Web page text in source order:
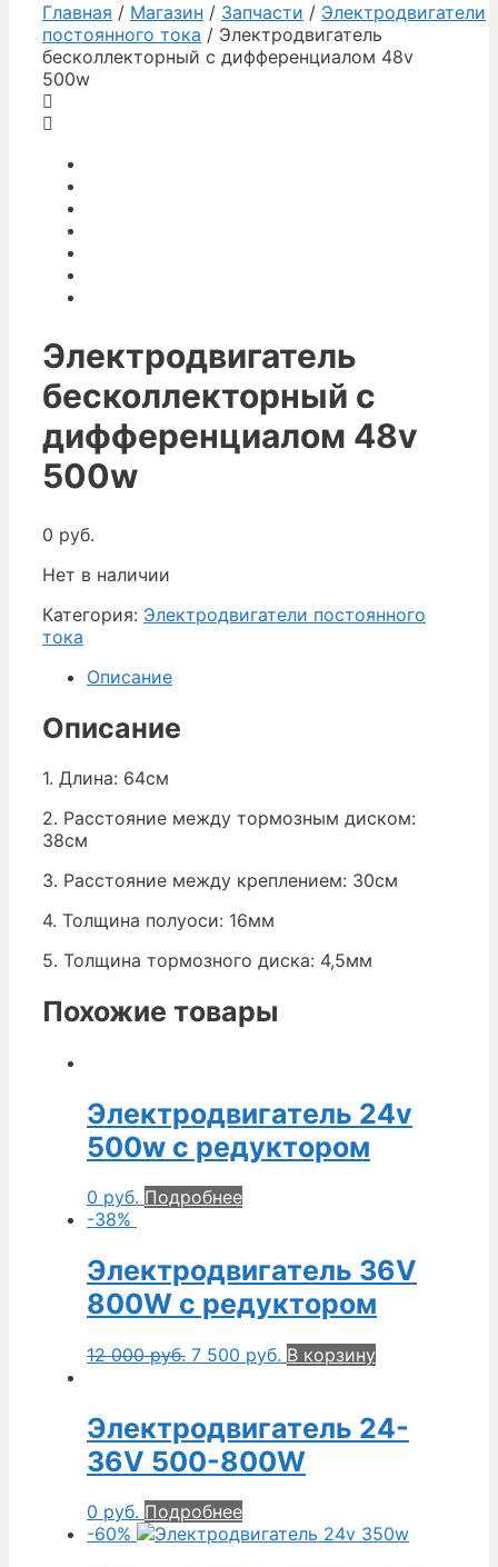
Главная / Магазин / Запчасти / Электродвигатели
постоянного тока / Электродвигатель
бесколлекторный с дифференциалом 48v
500w
Электродвигатель
бесколлекторный с
дифференциалом 48v
500w
0 руб.
Нет в наличии
Категория: Электродвигатели постоянного
тока
Описание
Описание
1. Длина: 64см
2. Расстояние между тормозным диском:
38см
3. Расстояние между креплением: 30см
4. Толщина полуоси: 16мм
5. Толщина тормозного диска: 4,5мм
Похожие товары
Электродвигатель 24v
500w с редуктором
0 руб. Подробнее
-38%
Электродвигатель 36V
800W с редуктором
12 000руб. 7 500 руб. В корзину
Электродвигатель 24-
36V 500-800W
0 руб. Подробнее
-60%